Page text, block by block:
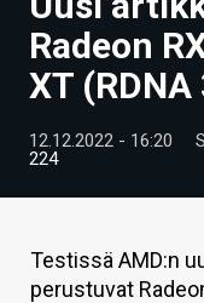
UUTISET
ARTIKKELIT
VIDEOT
HINTA.FI
Radeon
XT (RDNA
12.12.2022 - 16:20
224
Testissä AMD:n
perustuvat